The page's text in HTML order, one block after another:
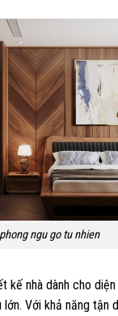
phong ngu go tu nhien
kế nhà dành cho
lớn. Với khả năng tận